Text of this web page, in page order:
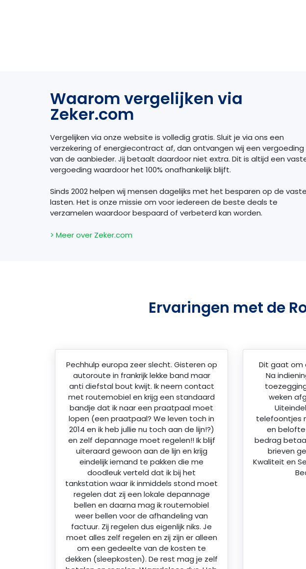
Waarom vergelijken via
Zeker.com
Vergelijken via onze website is volledig gratis. Sluit je via ons een
verzekering of energiecontract af, dan ontvangen wij een vergoeding
van de aanbieder. Jij betaalt daardoor niet extra. Dit is altijd een
vergoeding waardoor het 100% onafhankelijk blijft.
Sinds 2002 helpen wij mensen dagelijks met het besparen op de vaste
lasten. Het is onze missie om voor iedereen de beste deals te
verzamelen waardoor bespaard of verbeterd kan worden.
> Meer over Zeker.com
Ervaringen met de
Pechhulp europa zeer slecht. Gisteren op
autoroute in frankrijk lekke band maar
anti diefstal bout kwijt. Ik neem contact
met routemobiel en krijg een standaard
bandje dat ik naar een praatpaal moet
lopen (een praatpaal? We leven toch in
2014 en ik heb jullie nu toch aan de lijn!?)
en zelf depannage moet regelen!! Ik blijf
uiteraard gewoon aan de lijn en krijg
eindelijk iemand te pakken die me
doodleuk verteld dat ik bij het
tankstation waar ik inmiddels stond moet
regelen dat zij een lokale depannage
bellen en daarna mag ik routemobiel
weer bellen voor de afhandeling van
factuur. Zij regelen dus eigenlijk niks. Je
moet alles zelf regelen en zij zijn er alleen
om een gedeelte van de kosten te
dekken (sleepkosten). De rest mag je zelf
Dit gaat om
Na
weken
telefoontjes
en
bedrag
brieven
Kwaliteit en